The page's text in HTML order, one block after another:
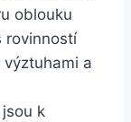
‌oblouku
rovinností
a
k⁤